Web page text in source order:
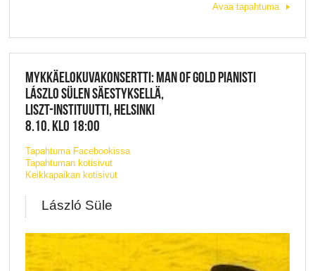
Avaa tapahtuma
MYKKÄELOKUVAKONSERTTI: MAN OF GOLD PIANISTI
LÁSZLO SÜLEN SÄESTYKSELLÄ,
LISZT-INSTITUUTTI, HELSINKI
8.10. KLO 18:00
Tapahtuma Facebookissa
Tapahtuman kotisivut
Keikkapaikan kotisivut
László Süle